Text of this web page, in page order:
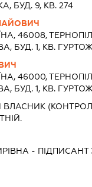
БУД. 9, КВ. 274
46008,
БУД. 1, КВ.
46000,
БУД. 1, КВ.
ВЛАСНИК
- ПІДПИСАНТ